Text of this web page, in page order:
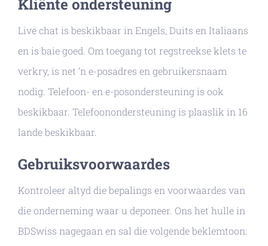
Kliënte ondersteuning
Live chat is beskikbaar in Engels, Duits en Italiaans
en is baie goed. Om toegang tot regstreekse klets te
verkry, is net ‘n e-posadres en gebruikersnaam
nodig. Telefoon- en e-posondersteuning is ook
beskikbaar. Telefoonondersteuning is plaaslik in 16
lande beskikbaar.
Gebruiksvoorwaardes
Kontroleer altyd die bepalings en voorwaardes van
die onderneming waar u deponeer. Ons het hulle in
BDSwiss nagegaan en sal die volgende beklemtoon: